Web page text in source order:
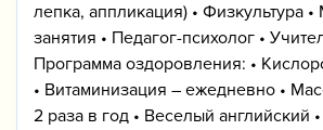
лепка, аппликация) • Физкультура
занятия • Педагог-психолог •
Программа оздоровления: •
• Витаминизация – ежедневно •
2 раза в год • Веселый английский